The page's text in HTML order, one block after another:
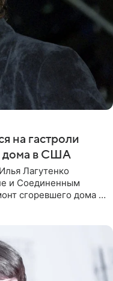
на гастроли
дома в США
Лагутенко
и Соединенным
сгоревшего дома в